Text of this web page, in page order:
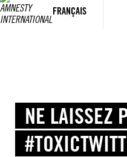
FRANÇAIS
NE LAISSEZ